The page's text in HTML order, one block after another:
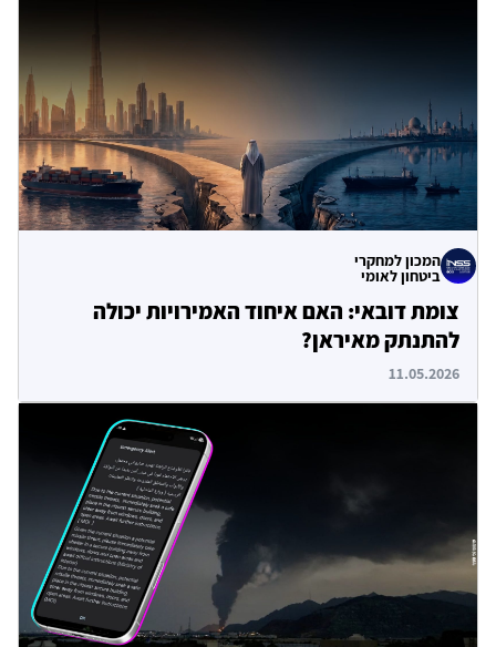
המכון למחקרי
ביטחון לאומי
צומת דובאי: האם איחוד האמירויות יכולה
להתנתק מאיראן?
11.05.2026